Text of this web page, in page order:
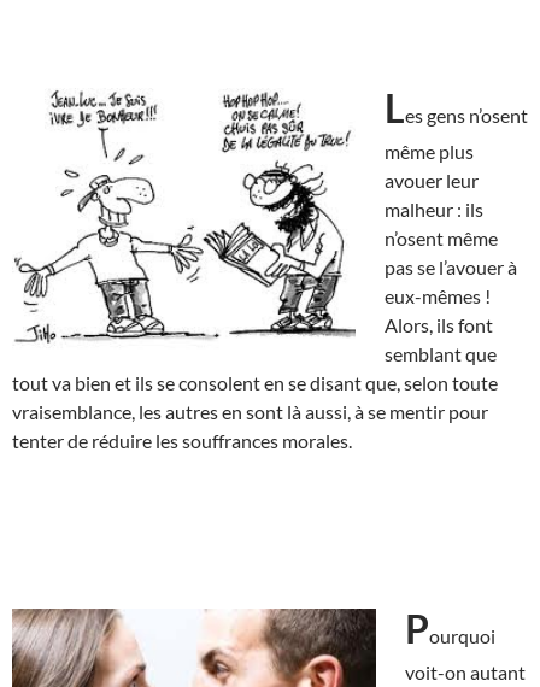
Les gens n’osent
même plus
avouer leur
malheur : ils
n’osent même
pas se l’avouer à
eux-mêmes !
Alors, ils font
semblant que
tout va bien et ils se consolent en se disant que, selon toute
vraisemblance, les autres en sont là aussi, à se mentir pour
tenter de réduire les souffrances morales.
Pourquoi
voit-on autant